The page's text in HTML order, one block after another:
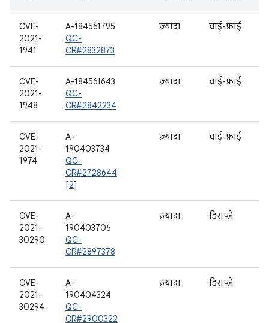
CVE-
2021-
1941
A-184561795
QC-
CR#2832873
ज़्यादा वाई-फ़ाई
CVE-
2021-
1948
A-184561643
QC-
CR#2842234
ज़्यादा वाई-फ़ाई
CVE-
2021-
1974
A-
190403734
QC-
CR#2728644
[2]
ज़्यादा वाई-फ़ाई
CVE-
2021-
30290
A-
190403706
QC-
CR#2897378
ज़्यादा डिसप्ले
CVE-
2021-
30294
A-
190404324
QC-
CR#2900322
ज़्यादा डिसप्ले